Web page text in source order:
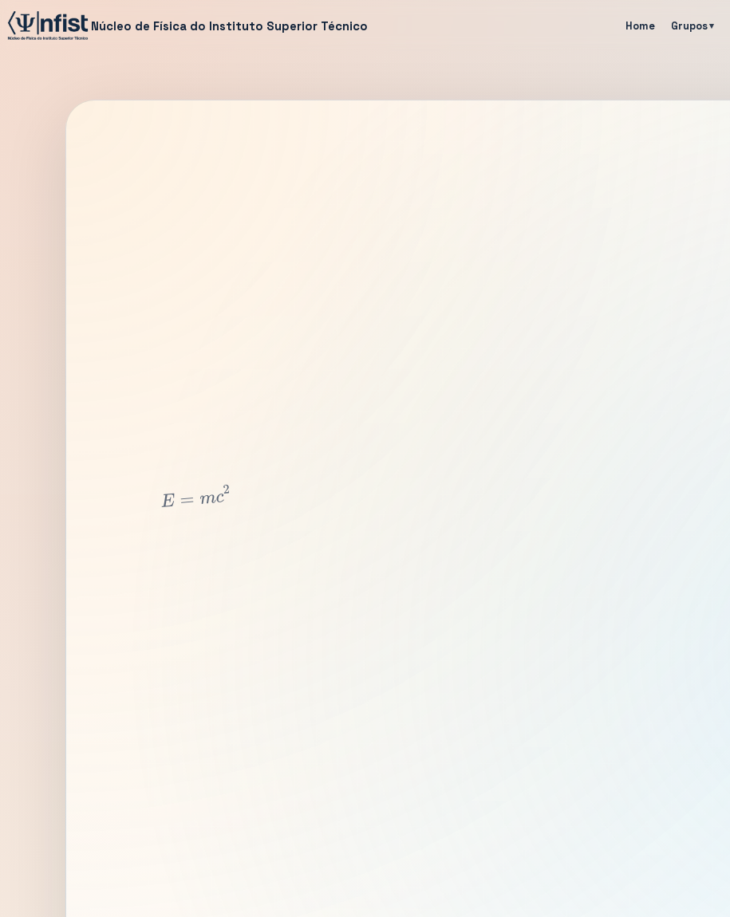
Núcleo de Física do Instituto Superior Técnico Home Grupos
E= 2